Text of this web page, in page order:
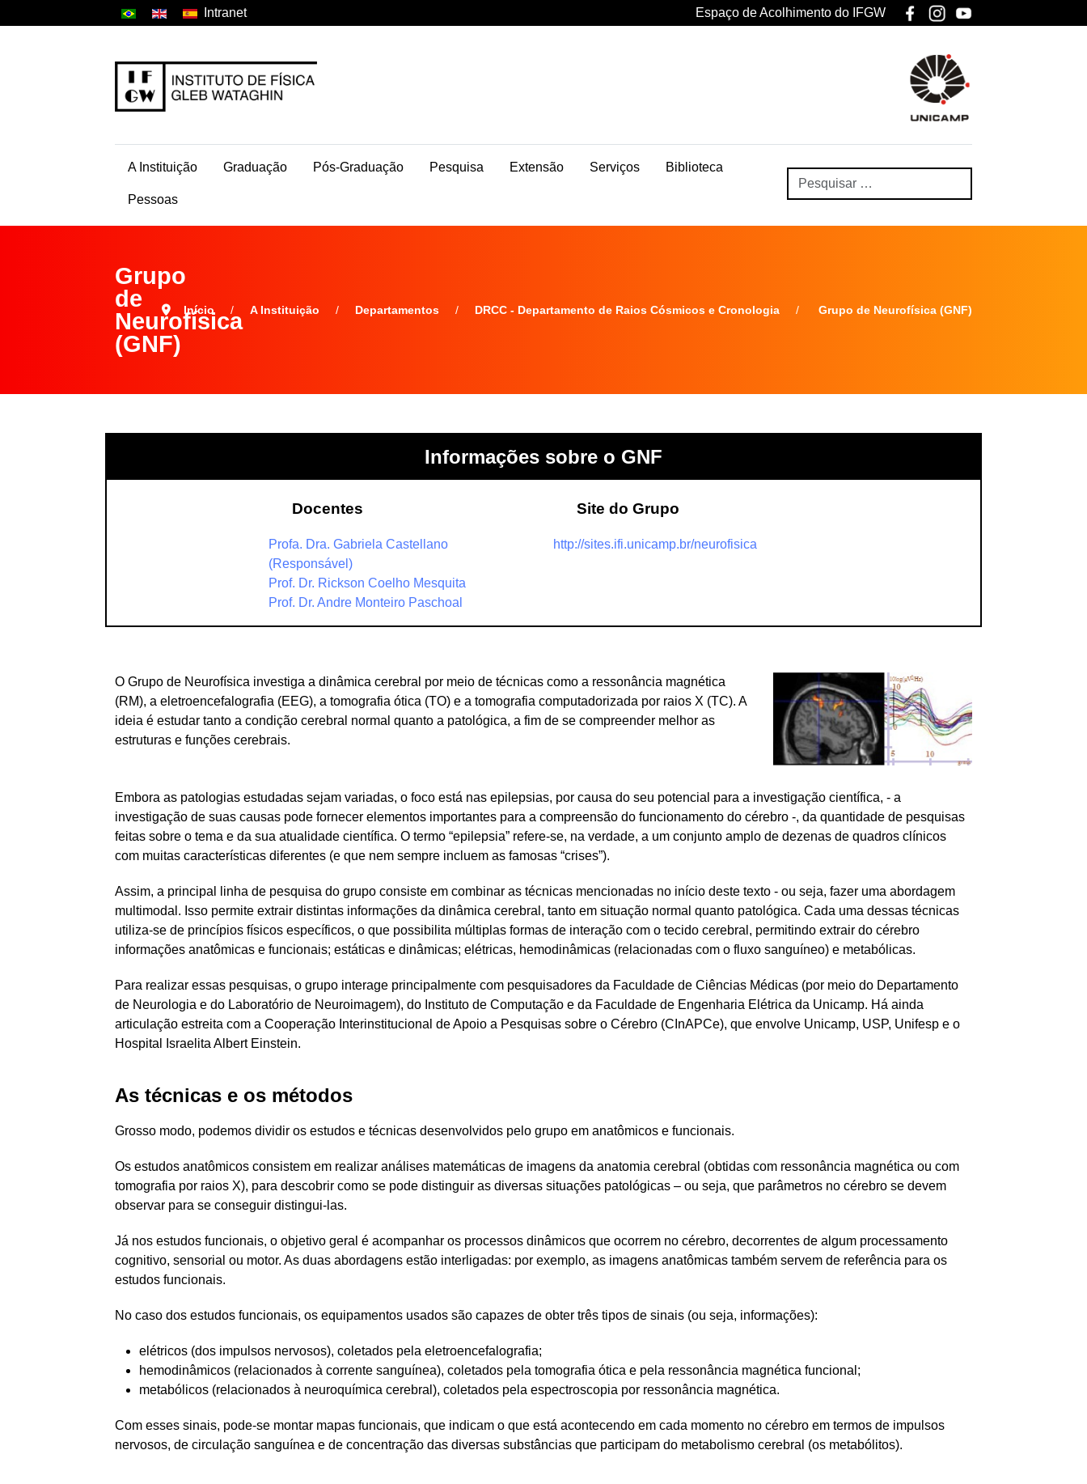
Intranet Espaço de Acolhimento do IFGW
A Instituição Graduação Pós-Graduação Pesquisa Extensão Serviços Biblioteca
Pessoas
Grupo
de
Neurofísica
(GNF)
Início A Instituição Departamentos DRCC - Departamento de Raios Cósmicos e Cronologia Grupo de Neurofísica (GNF)
Informações sobre o GNF
Docentes
Profa. Dra. Gabriela Castellano
(Responsável)
Prof. Dr. Rickson Coelho Mesquita
Prof. Dr. Andre Monteiro Paschoal
Site do Grupo
http://sites.ifi.unicamp.br/neurofisica
O Grupo de Neurofísica investiga a dinâmica cerebral por meio de técnicas como a ressonância magnética
(RM), a eletroencefalografia (EEG), a tomografia ótica (TO) e a tomografia computadorizada por raios X (TC). A
ideia é estudar tanto a condição cerebral normal quanto a patológica, a fim de se compreender melhor as
estruturas e funções cerebrais.
Embora as patologias estudadas sejam variadas, o foco está nas epilepsias, por causa do seu potencial para a investigação científica, - a
investigação de suas causas pode fornecer elementos importantes para a compreensão do funcionamento do cérebro -, da quantidade de pesquisas
feitas sobre o tema e da sua atualidade científica. O termo “epilepsia” refere-se, na verdade, a um conjunto amplo de dezenas de quadros clínicos
com muitas características diferentes (e que nem sempre incluem as famosas “crises”).
Assim, a principal linha de pesquisa do grupo consiste em combinar as técnicas mencionadas no início deste texto - ou seja, fazer uma abordagem
multimodal. Isso permite extrair distintas informações da dinâmica cerebral, tanto em situação normal quanto patológica. Cada uma dessas técnicas
utiliza-se de princípios físicos específicos, o que possibilita múltiplas formas de interação com o tecido cerebral, permitindo extrair do cérebro
informações anatômicas e funcionais; estáticas e dinâmicas; elétricas, hemodinâmicas (relacionadas com o fluxo sanguíneo) e metabólicas.
Para realizar essas pesquisas, o grupo interage principalmente com pesquisadores da Faculdade de Ciências Médicas (por meio do Departamento
de Neurologia e do Laboratório de Neuroimagem), do Instituto de Computação e da Faculdade de Engenharia Elétrica da Unicamp. Há ainda
articulação estreita com a Cooperação Interinstitucional de Apoio a Pesquisas sobre o Cérebro (CInAPCe), que envolve Unicamp, USP, Unifesp e o
Hospital Israelita Albert Einstein.
As técnicas e os métodos
Grosso modo, podemos dividir os estudos e técnicas desenvolvidos pelo grupo em anatômicos e funcionais.
Os estudos anatômicos consistem em realizar análises matemáticas de imagens da anatomia cerebral (obtidas com ressonância magnética ou com
tomografia por raios X), para descobrir como se pode distinguir as diversas situações patológicas – ou seja, que parâmetros no cérebro se devem
observar para se conseguir distingui-las.
Já nos estudos funcionais, o objetivo geral é acompanhar os processos dinâmicos que ocorrem no cérebro, decorrentes de algum processamento
cognitivo, sensorial ou motor. As duas abordagens estão interligadas: por exemplo, as imagens anatômicas também servem de referência para os
estudos funcionais.
No caso dos estudos funcionais, os equipamentos usados são capazes de obter três tipos de sinais (ou seja, informações):
elétricos (dos impulsos nervosos), coletados pela eletroencefalografia;
hemodinâmicos (relacionados à corrente sanguínea), coletados pela tomografia ótica e pela ressonância magnética funcional;
metabólicos (relacionados à neuroquímica cerebral), coletados pela espectroscopia por ressonância magnética.
Com esses sinais, pode-se montar mapas funcionais, que indicam o que está acontecendo em cada momento no cérebro em termos de impulsos
nervosos, de circulação sanguínea e de concentração das diversas substâncias que participam do metabolismo cerebral (os metabólitos).